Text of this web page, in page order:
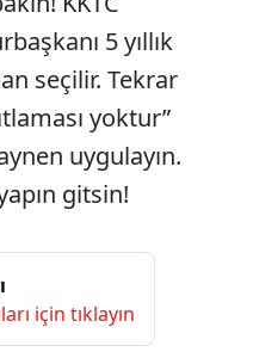
5 yıllık
seçilir. Tekrar
yoktur”
uygulayın.
gitsin!
için tıklayın